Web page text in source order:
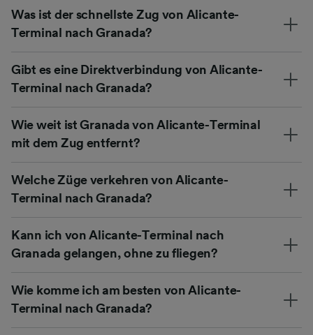
Was ist der schnellste Zug von Alicante-
Terminal nach Granada?
Gibt es eine Direktverbindung von Alicante-
Terminal nach Granada?
Wie weit ist Granada von Alicante-Terminal
mit dem Zug entfernt?
Welche Züge verkehren von Alicante-
Terminal nach Granada?
Kann ich von Alicante-Terminal nach
Granada gelangen, ohne zu fliegen?
Wie komme ich am besten von Alicante-
Terminal nach Granada?